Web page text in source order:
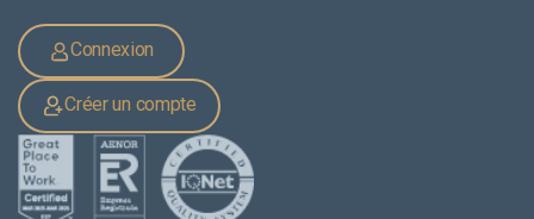
Connexion
Créer un compte